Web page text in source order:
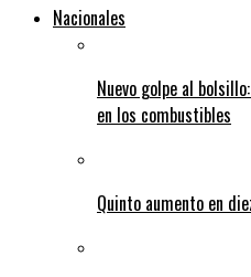
Nacionales
Nuevo golpe al
en los combustibles
Quinto aumento en